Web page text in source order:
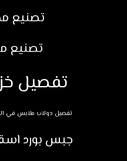
تصنيع
تصنيع
تفصيل
تفصيل دولاب ملابس في
جبس بورد